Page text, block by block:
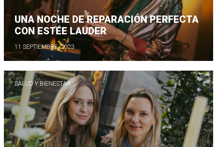
UNA NOCHE DE REPARACIÓN PERFECTA
CON ESTÉE LAUDER
11 SEPTIEMBRE, 2023
SALUD Y BIENESTAR